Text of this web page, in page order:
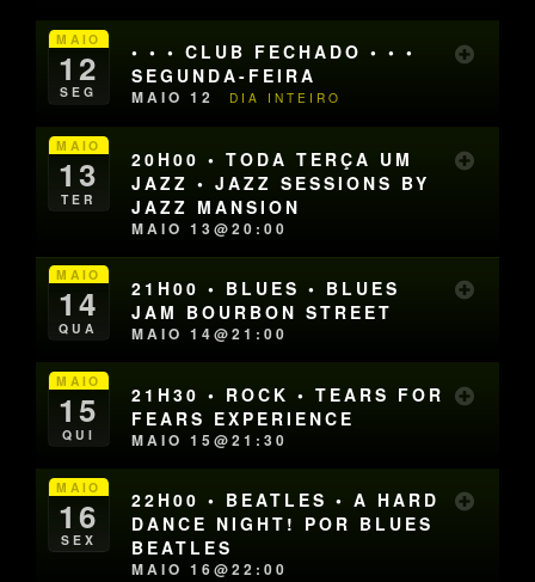
MAIO
12
SEG
• • • CLUB FECHADO • • •
SEGUNDA-FEIRA
MAIO 12 DIA INTEIRO
MAIO
13
TER
20H00 • TODA TERÇA UM
JAZZ • JAZZ SESSIONS BY
JAZZ MANSION
MAIO 13@20:00
MAIO
14
QUA
21H00 • BLUES • BLUES
JAM BOURBON STREET
MAIO 14@21:00
MAIO
15
QUI
21H30 • ROCK • TEARS FOR
FEARS EXPERIENCE
MAIO 15@21:30
MAIO
16
SEX
22H00 • BEATLES • A HARD
DANCE NIGHT! POR BLUES
BEATLES
MAIO 16@22:00